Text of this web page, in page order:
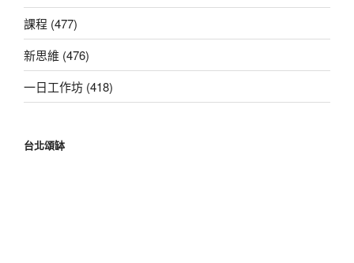
課程 (477)
新思維 (476)
一日工作坊 (418)
台北頌缽